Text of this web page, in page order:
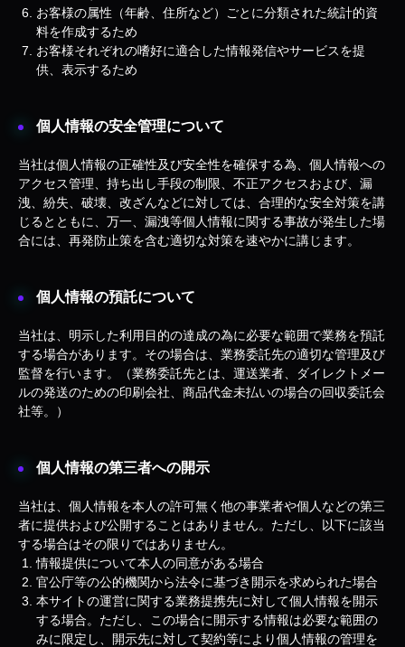
お客様の属性（年齢、住所など）ごとに分類された統計的資
料を作成するため
お客様それぞれの嗜好に適合した情報発信やサービスを提
供、表示するため
個人情報の安全管理について
当社は個人情報の正確性及び安全性を確保する為、個人情報への
アクセス管理、持ち出し手段の制限、不正アクセスおよび、漏
洩、紛失、破壊、改ざんなどに対しては、合理的な安全対策を講
じるとともに、万一、漏洩等個人情報に関する事故が発生した場
合には、再発防止策を含む適切な対策を速やかに講じます。
個人情報の預託について
当社は、明示した利用目的の達成の為に必要な範囲で業務を預託
する場合があります。その場合は、業務委託先の適切な管理及び
監督を行います。（業務委託先とは、運送業者、ダイレクトメー
ルの発送のための印刷会社、商品代金未払いの場合の回収委託会
社等。）
個人情報の第三者への開示
当社は、個人情報を本人の許可無く他の事業者や個人などの第三
者に提供および公開することはありません。ただし、以下に該当
する場合はその限りではありません。
情報提供について本人の同意がある場合
官公庁等の公的機関から法令に基づき開示を求められた場合
本サイトの運営に関する業務提携先に対して個人情報を開示
する場合。ただし、この場合に開示する情報は必要な範囲の
みに限定し、開示先に対して契約等により個人情報の管理を